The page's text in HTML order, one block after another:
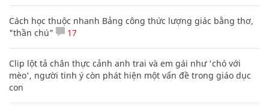
Cách học thuộc nhanh Bảng công thức lượng giác bằng thơ,
"thần chú"
17
Clip lột tả chân thực cảnh anh trai và em gái như 'chó với
mèo', người tinh ý còn phát hiện một vấn đề trong giáo dục
con